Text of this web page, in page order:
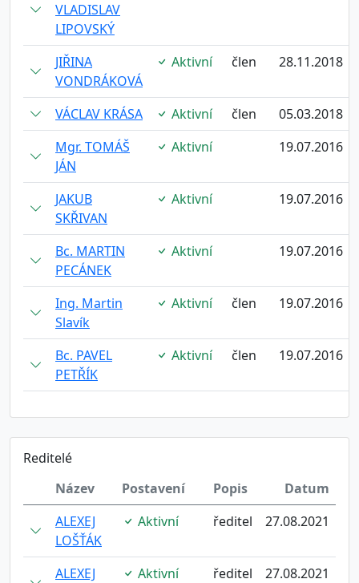
VLADISLAV
LIPOVSKÝ
JIŘINA
VONDRÁKOVÁ
Aktivní člen 28.11.2018
VÁCLAV KRÁSA Aktivní člen
05.03.2018
Mgr. TOMÁŠ
JÁN
Aktivní 19.07.2016
JAKUB
SKŘIVAN
Aktivní 19.07.2016
Bc. MARTIN
PECÁNEK
Aktivní 19.07.2016
Ing. Martin
Slavík
Aktivní člen 19.07.2016
Bc. PAVEL
PETŘÍK
Aktivní člen 19.07.2016
Reditelé
Název
Postavení Popis
Datum
ALEXEJ
LOŠŤÁK
Aktivní ředitel 27.08.2021
ALEXEJ
Aktivní ředitel 27.08.2021